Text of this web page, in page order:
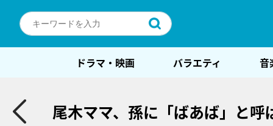
ドラマ・映画 バラエティ 音
尾木ママ、孫に「ばあば」と